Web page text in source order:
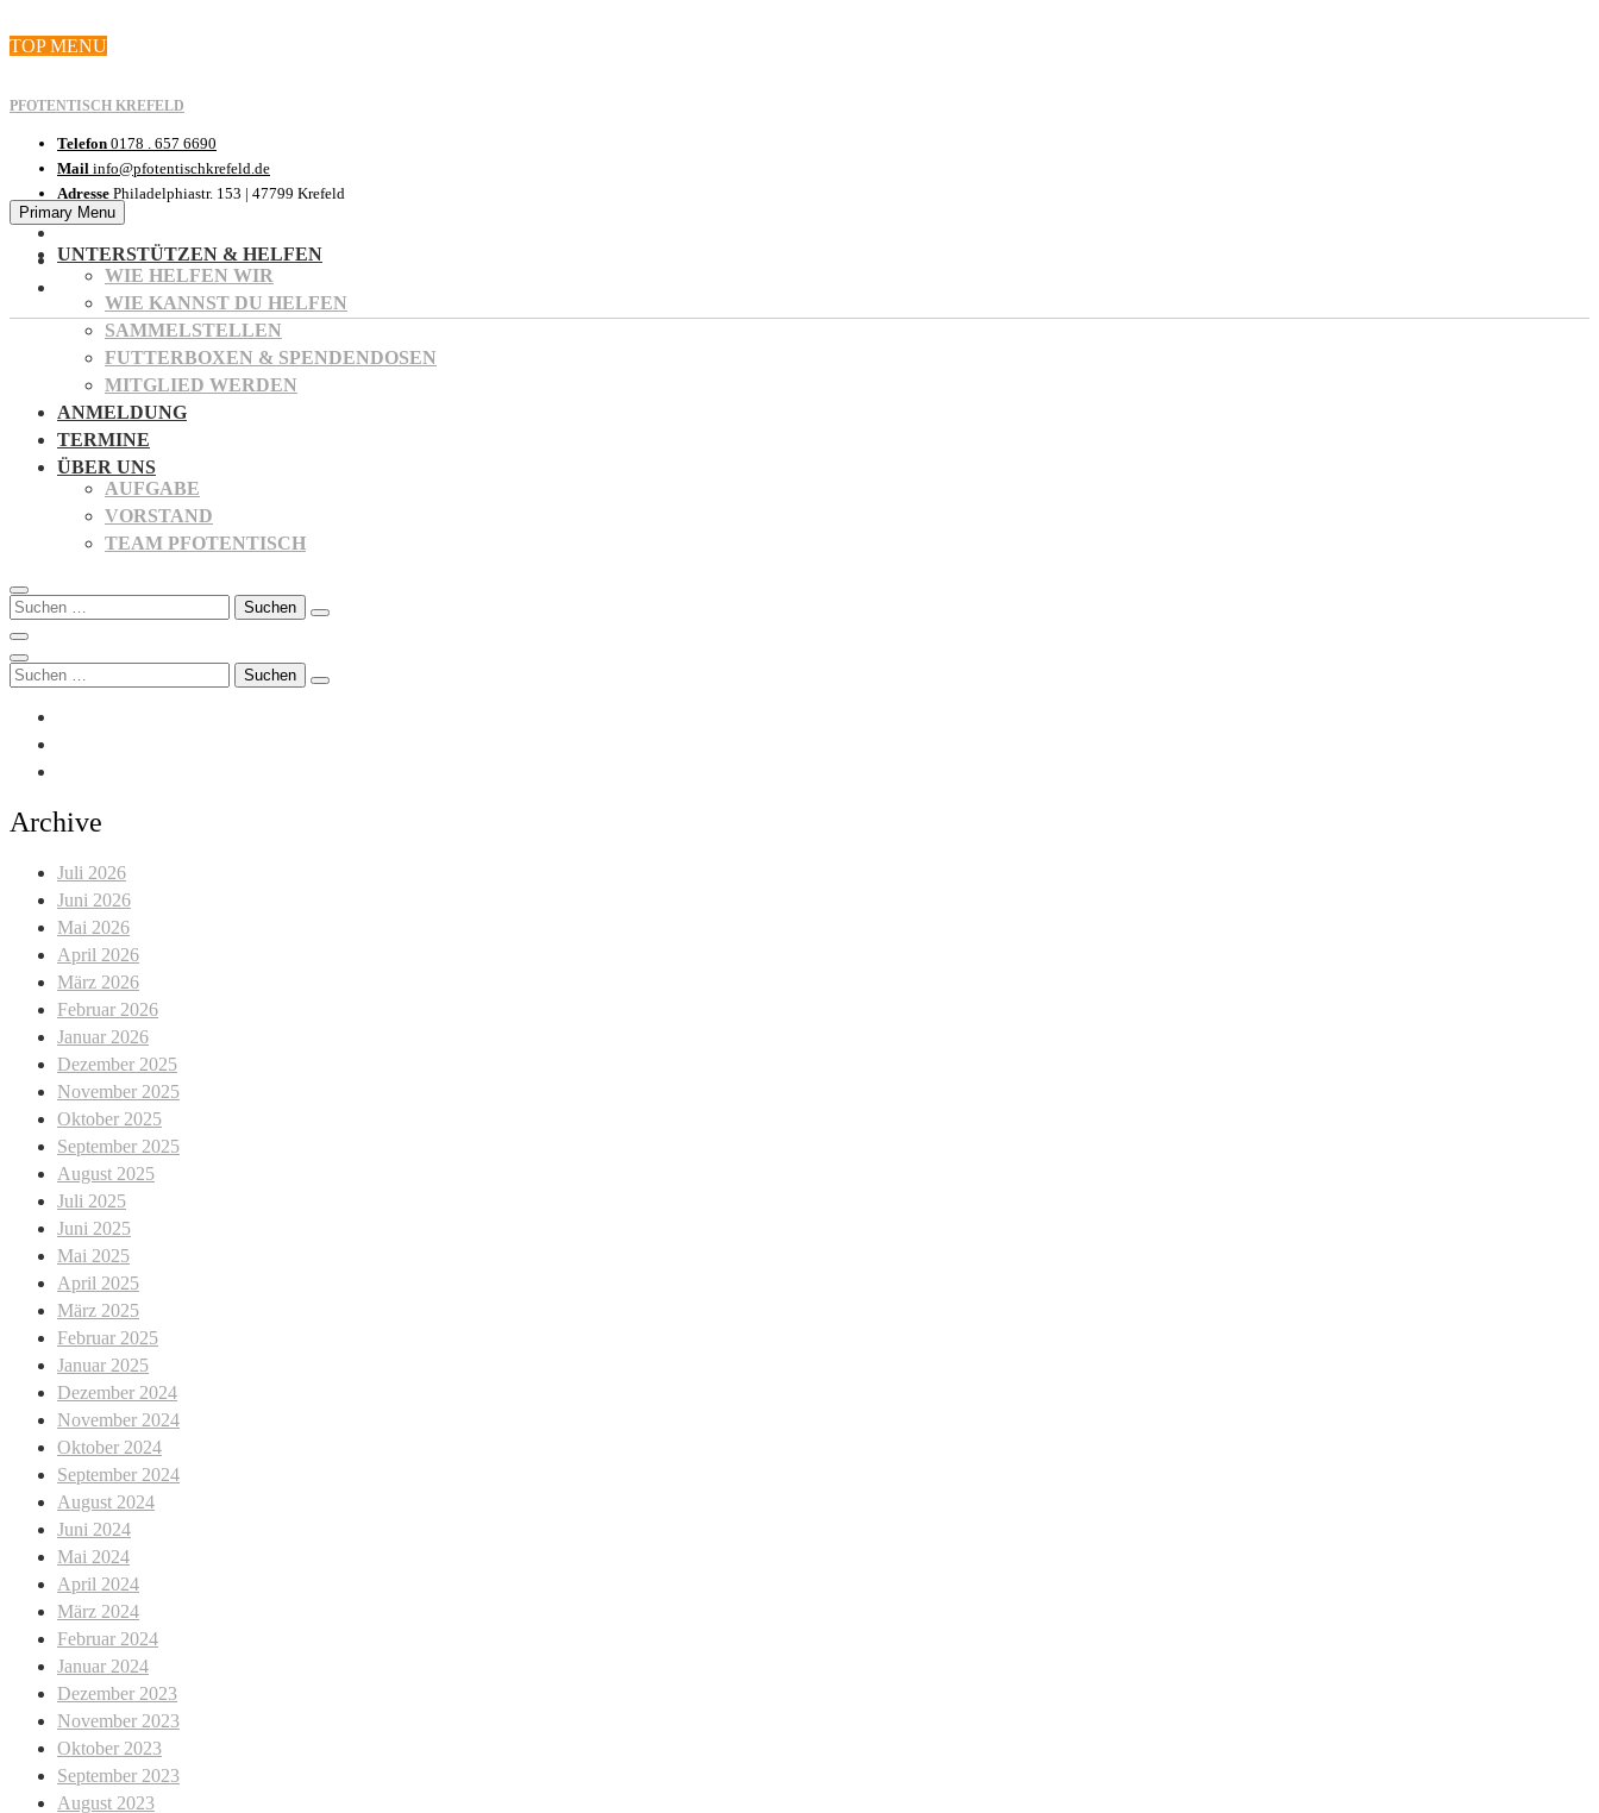
Skip
TOP MENU
PFOTENTISCH KREFELD
Telefon 0178 . 657 6690
Mail info@pfotentischkrefeld.de
Adresse Philadelphiastr. 153 | 47799 Krefeld
Primary Menu
UNTERSTÜTZEN & HELFEN
WIE HELFEN WIR
WIE KANNST DU HELFEN
SAMMELSTELLEN
FUTTERBOXEN & SPENDENDOSEN
MITGLIED WERDEN
ANMELDUNG
TERMINE
ÜBER UNS
AUFGABE
VORSTAND
TEAM PFOTENTISCH
Suchen
nach:
Suchen
nach:
Archive
Juli 2026
Juni 2026
Mai 2026
April 2026
März 2026
Februar 2026
Januar 2026
Dezember 2025
November 2025
Oktober 2025
September 2025
August 2025
Juli 2025
Juni 2025
Mai 2025
April 2025
März 2025
Februar 2025
Januar 2025
Dezember 2024
November 2024
Oktober 2024
September 2024
August 2024
Juni 2024
Mai 2024
April 2024
März 2024
Februar 2024
Januar 2024
Dezember 2023
November 2023
Oktober 2023
September 2023
August 2023